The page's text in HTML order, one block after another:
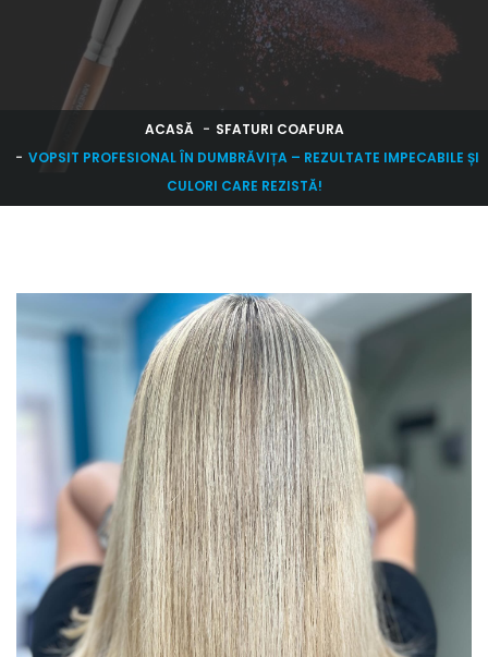
ACASĂ
SFATURI COAFURA
VOPSIT PROFESIONAL ÎN DUMBRĂVIȚA – REZULTATE IMPECABILE ȘI
CULORI CARE REZISTĂ!